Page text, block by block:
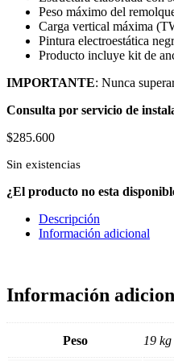
Peso máximo del
Carga vertical máxima
Pintura electroestática
Producto incluye kit de
IMPORTANTE: Nunca
Consulta por servicio de
$285.600
Sin existencias
¿El producto no esta
Descripción
Información adicional
Información
Peso 19 kg